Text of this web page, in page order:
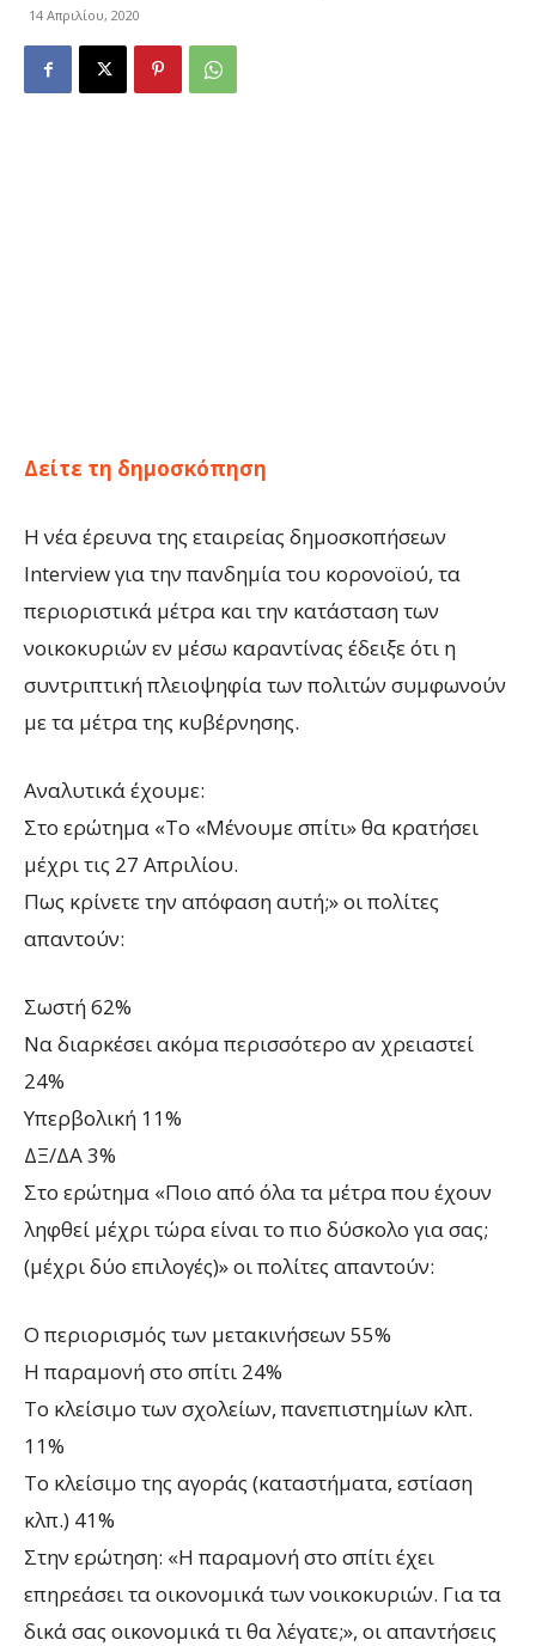
14 Απριλίου, 2020
Δείτε τη δημοσκόπηση
Η νέα έρευνα της εταιρείας δημοσκοπήσεων
Interview για την πανδημία του κορονοϊού, τα
περιοριστικά μέτρα και την κατάσταση των
νοικοκυριών εν μέσω καραντίνας έδειξε ότι η
συντριπτική πλειοψηφία των πολιτών συμφωνούν
με τα μέτρα της κυβέρνησης.
Αναλυτικά έχουμε:
Στο ερώτημα «Το «Μένουμε σπίτι» θα κρατήσει
μέχρι τις 27 Απριλίου.
Πως κρίνετε την απόφαση αυτή;» οι πολίτες
απαντούν:
Σωστή 62%
Να διαρκέσει ακόμα περισσότερο αν χρειαστεί
24%
Υπερβολική 11%
ΔΞ/ΔΑ 3%
Στο ερώτημα «Ποιο από όλα τα μέτρα που έχουν
ληφθεί μέχρι τώρα είναι το πιο δύσκολο για σας;
(μέχρι δύο επιλογές)» οι πολίτες απαντούν:
Ο περιορισμός των μετακινήσεων 55%
Η παραμονή στο σπίτι 24%
Το κλείσιμο των σχολείων, πανεπιστημίων κλπ.
11%
Το κλείσιμο της αγοράς (καταστήματα, εστίαση
κλπ.) 41%
Στην ερώτηση: «Η παραμονή στο σπίτι έχει
επηρεάσει τα οικονομικά των νοικοκυριών. Για τα
δικά σας οικονομικά τι θα λέγατε;», οι απαντήσεις